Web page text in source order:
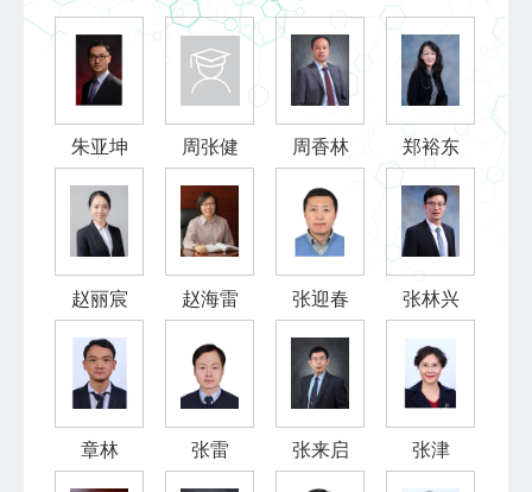
朱亚坤 周张健 周香林 郑裕东
赵丽宸 赵海雷 张迎春 张林兴
章林 张雷 张来启 张津